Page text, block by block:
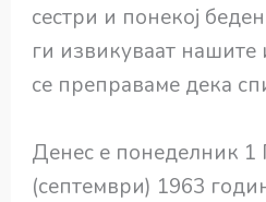
сестри и понекој
ги извикуваат
се преправаме дека
Денес е понеделник 1
(септември) 1963